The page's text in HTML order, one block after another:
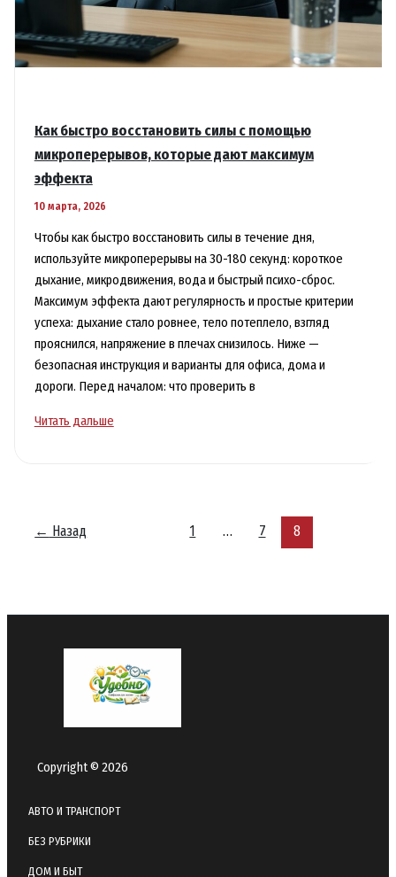
Как быстро восстановить силы с помощью
микроперерывов, которые дают максимум
эффекта
10 марта, 2026
Чтобы как быстро восстановить силы в течение дня,
используйте микроперерывы на 30-180 секунд: короткое
дыхание, микродвижения, вода и быстрый психо-сброс.
Максимум эффекта дают регулярность и простые критерии
успеха: дыхание стало ровнее, тело потеплело, взгляд
прояснился, напряжение в плечах снизилось. Ниже —
безопасная инструкция и варианты для офиса, дома и
дороги. Перед началом: что проверить в
Как
помощью
максимум
Читать дальше
← Назад 1 … 7 8
Copyright © 2026
АВТО И ТРАНСПОРТ
БЕЗ РУБРИКИ
ДОМ И БЫТ